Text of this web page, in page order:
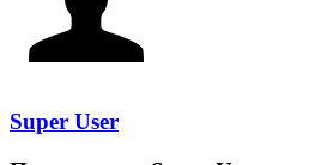
Super User